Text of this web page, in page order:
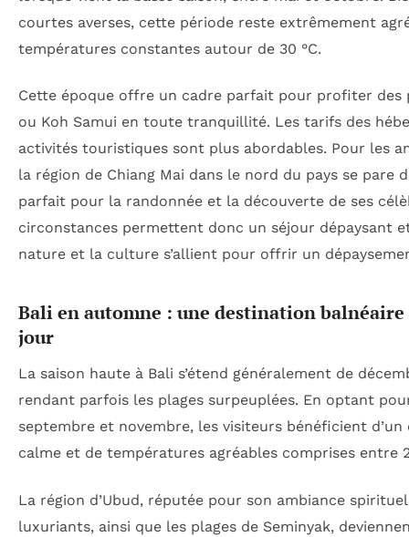
courtes averses, cette période reste extrêmement
températures constantes autour de 30 °C.
Cette époque offre un cadre parfait pour profiter des
ou Koh Samui en toute tranquillité. Les tarifs des
activités touristiques sont plus abordables. Pour les
la région de Chiang Mai dans le nord du pays se pare
parfait pour la randonnée et la découverte de ses
circonstances permettent donc un séjour dépaysant
nature et la culture s’allient pour offrir un
Bali en automne : une destination balnéaire
jour
La saison haute à Bali s’étend généralement de
rendant parfois les plages surpeuplées. En optant
septembre et novembre, les visiteurs bénéficient
calme et de températures agréables comprises entre
La région d’Ubud, réputée pour son ambiance
luxuriants, ainsi que les plages de Seminyak,